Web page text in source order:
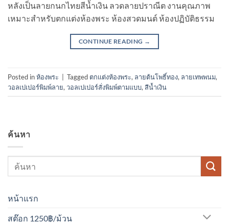
หลังเป็นลายกนกไทยสีน้ำเงิน ลวดลายปราณีต งานคุณภาพ
เหมาะสำหรับตกแต่งห้องพระ ห้องสวดมนต์ ห้องปฏิบัติธรรม
CONTINUE READING →
Posted inห้องพระ Tagged ตกแต่งห้องพระ, ลายต้นโพธิ์ทอง, ลายเทพพนม,
วอลเปเปอร์พิมพ์ลาย, วอลเปเปอร์สั่งพิมพ์ตามแบบ, สีน้ำเงิน
ค้นหา
หน้าแรก
สต๊อก 1250฿/ม้วน